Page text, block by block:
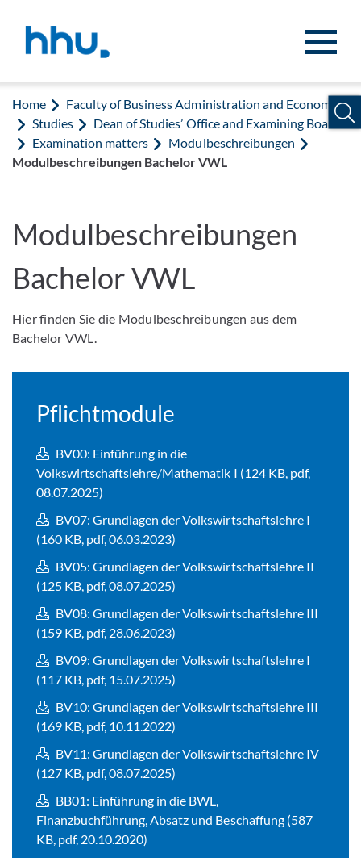
Home
Faculty of Business Administration and Economics
Studies
Dean of Studies’ Office and Examining Board
Examination matters
Modulbeschreibungen
Modulbeschreibungen Bachelor VWL
Modulbeschreibungen
Bachelor VWL
Hier finden Sie die Modulbeschreibungen aus dem
Bachelor VWL.
Pflichtmodule
BV00: Einführung in die
Volkswirtschaftslehre/Mathematik I (124 KB, pdf,
08.07.2025)
BV07: Grundlagen der Volkswirtschaftslehre I
(160 KB, pdf, 06.03.2023)
BV05: Grundlagen der Volkswirtschaftslehre II
(125 KB, pdf, 08.07.2025)
BV08: Grundlagen der Volkswirtschaftslehre III
(159 KB, pdf, 28.06.2023)
BV09: Grundlagen der Volkswirtschaftslehre I
(117 KB, pdf, 15.07.2025)
BV10: Grundlagen der Volkswirtschaftslehre III
(169 KB, pdf, 10.11.2022)
BV11: Grundlagen der Volkswirtschaftslehre IV
(127 KB, pdf, 08.07.2025)
BB01: Einführung in die BWL,
Finanzbuchführung, Absatz und Beschaffung (587
KB, pdf, 20.10.2020)